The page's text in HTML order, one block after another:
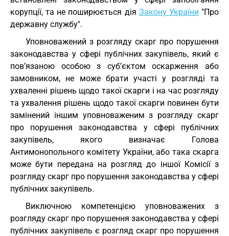
корупції, та не поширюється дія Закону України "Про
державну службу".
Уповноважений з розгляду скарг про порушення
законодавства у сфері публічних закупівель, який є
пов’язаною особою з суб’єктом оскарження або
замовником, не може брати участі у розгляді та
ухваленні рішень щодо такої скарги і на час розгляду
та ухвалення рішень щодо такої скарги повинен бути
замінений іншим уповноваженим з розгляду скарг
про порушення законодавства у сфері публічних
закупівель, якого визначає Голова
Антимонопольного комітету України, або така скарга
може бути передана на розгляд до іншої Комісії з
розгляду скарг про порушення законодавства у сфері
публічних закупівель.
Виключною компетенцією уповноважених з
розгляду скарг про порушення законодавства у сфері
публічних закупівель є розгляд скарг про порушення